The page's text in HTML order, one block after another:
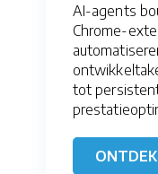
AI-agents
Chrome-
tot